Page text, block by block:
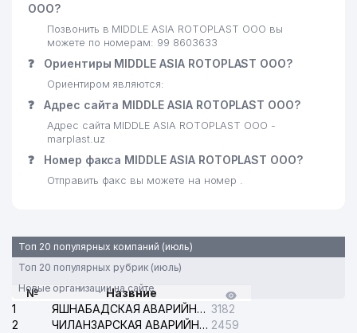
ООО?
Позвонить в MIDDLE ASIA ROTOPLAST ООО вы
можете по номерам: 99 8603633
❓ Ориентиры MIDDLE ASIA ROTOPLAST ООО?
Ориентиром являются:
❓ Адрес сайта MIDDLE ASIA ROTOPLAST ООО?
Адрес сайта MIDDLE ASIA ROTOPLAST ООО -
marplast.uz
❓ Номер факса MIDDLE ASIA ROTOPLAST ООО?
Отправить факс вы можете на номер .
Топ 20 популярных компаний (июль)
Топ 20 популярных рубрик (июль)
Новые организации на сайте
№
Назвние
1
ЯШНАБАДСКАЯ АВАРИЙНАЯ СЛУЖБА ЭЛЕКТРОСЕТИ 3182
2
ЧИЛАНЗАРСКАЯ АВАРИЙНАЯ СЛУЖБА ЭЛЕКТРОСЕТИ 2459